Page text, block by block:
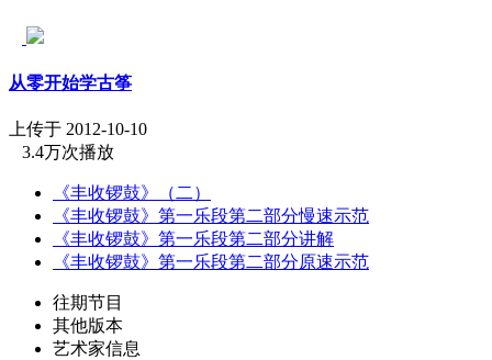
从零开始学古筝
上传于 2012-10-10
3.4万次播放
《丰收锣鼓》（二）
《丰收锣鼓》第一乐段第二部分慢速示范
《丰收锣鼓》第一乐段第二部分讲解
《丰收锣鼓》第一乐段第二部分原速示范
往期节目
其他版本
艺术家信息